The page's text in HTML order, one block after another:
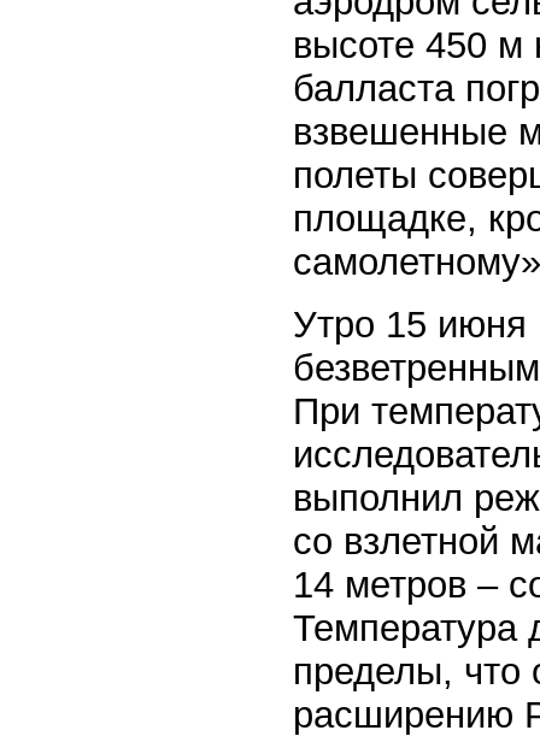
высоте 450 м
балласта
взвешенные
полеты
площадке,
Утро 15 июня
При
выполнил
со взлетной
14 метров –
Температура
пределы, что
расширению